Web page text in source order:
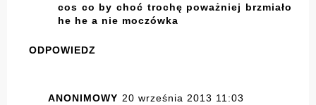
cos co by choć trochę poważniej brzmiało
he he a nie moczówka
ODPOWIEDZ
ANONIMOWY 20 września 2013 11:03